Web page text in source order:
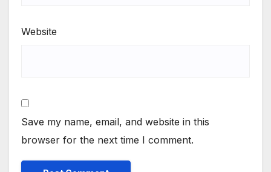
Website
Save my name, email, and website in this
browser for the next time I comment.